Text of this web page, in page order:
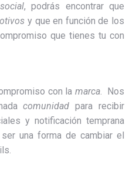
, podrás encontrar que
y que en función de los
que tienes tu con
con la marca. Nos
comunidad para recibir
y notificación temprana
una forma de cambiar el